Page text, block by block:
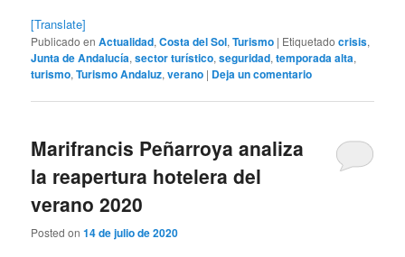
[Translate]
Publicado en Actualidad,Costa del Sol,Turismo | Etiquetado crisis,
Junta de Andalucía,sector turístico,seguridad,temporada alta,
turismo,Turismo Andaluz,verano | Deja un comentario
Marifrancis Peñarroya analiza
la reapertura hotelera del
verano 2020
Posted on14 de julio de 2020